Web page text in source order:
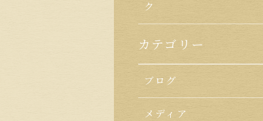
ク
カテゴリー
ブログ
メディア